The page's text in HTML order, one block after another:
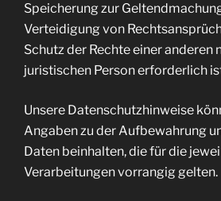
Speicherung zur
Verteidigung von
Schutz der Rechte einer anderen
juristischen Person erforderlich
Unsere Datenschutzhinweise
Angaben zu der Aufbewahrung
Daten beinhalten, die für die
Verarbeitungen vorrangig gelten.